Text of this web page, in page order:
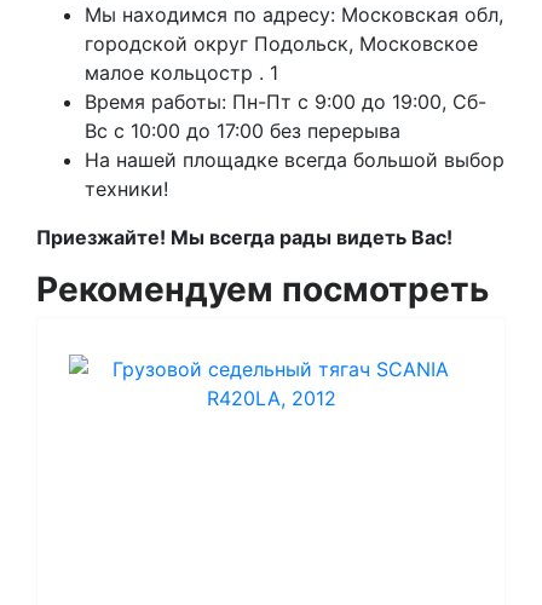
Мы находимся по адресу: Московская обл,
городской округ Подольск, Московское
малое кольцостр . 1
Время работы: Пн-Пт с 9:00 до 19:00, Сб-
Вс с 10:00 до 17:00 без перерыва
На нашей площадке всегда большой выбор
техники!
Приезжайте! Мы всегда рады видеть Вас!
Рекомендуем посмотреть